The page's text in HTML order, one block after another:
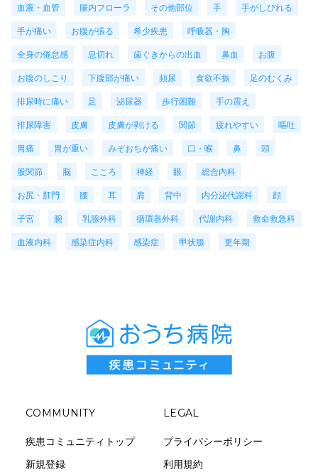
血液・血管
腸内フローラ その他部位 手
手がしびれる
手が痛い
お腹が張る 希少疾患
呼吸器・胸
全身の倦怠感
息切れ 歯ぐきからの出血 鼻血
お腹
お腹のしこり
下腹部が痛い 頻尿 食欲不振
足のむくみ
排尿時に痛い
足 泌尿器 歩行困難
手の震え
排尿障害
皮膚 皮膚が剥ける 関節 疲れやすい
嘔吐
胃痛
胃が重い みぞおちが痛い 口・喉 鼻
頭
股関節
脳 こころ 神経 眼
総合内科
お尻・肛門
腰 耳 肩 背中 内分泌代謝科
顔
子宮
腕 乳腺外科 循環器外科 代謝内科
救命救急科
血液内科
感染症内科 感染症 甲状腺 更年期
COMMUNITY
疾患コミュニティトップ
新規登録
LEGAL
プライバシーポリシー
利用規約